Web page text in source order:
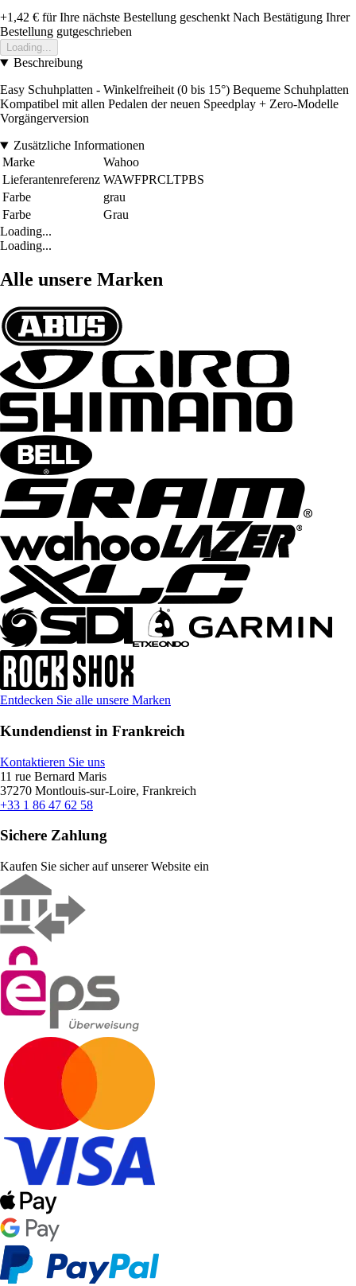
+1,42 € für Ihre nächste Bestellung geschenkt Nach Bestätigung Ihrer
Bestellung gutgeschrieben
Loading...
Beschreibung
Easy Schuhplatten - Winkelfreiheit (0 bis 15°) Bequeme Schuhplatten
Kompatibel mit allen Pedalen der neuen Speedplay + Zero-Modelle
Vorgängerversion
Zusätzliche Informationen
Marke
Wahoo
Lieferantenreferenz WAWFPRCLTPBS
Farbe
grau
Farbe
Grau
Loading...
Loading...
Alle unsere Marken
Entdecken Sie alle unsere Marken
Kundendienst in Frankreich
Kontaktieren Sie uns
11 rue Bernard Maris
37270 Montlouis-sur-Loire, Frankreich
+33 1 86 47 62 58
Sichere Zahlung
Kaufen Sie sicher auf unserer Website ein